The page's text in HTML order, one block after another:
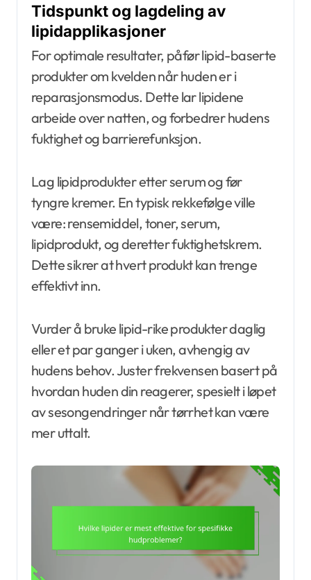
Tidspunkt og lagdeling av
lipidapplikasjoner
For optimale resultater, påfør lipid-baserte
produkter om kvelden når huden er i
reparasjonsmodus. Dette lar lipidene
arbeide over natten, og forbedrer hudens
fuktighet og barrierefunksjon.
Lag lipidprodukter etter serum og før
tyngre kremer. En typisk rekkefølge ville
være: rensemiddel, toner, serum,
lipidprodukt, og deretter fuktighetskrem.
Dette sikrer at hvert produkt kan trenge
effektivt inn.
Vurder å bruke lipid-rike produkter daglig
eller et par ganger i uken, avhengig av
hudens behov. Juster frekvensen basert på
hvordan huden din reagerer, spesielt i løpet
av sesongendringer når tørrhet kan være
mer uttalt.